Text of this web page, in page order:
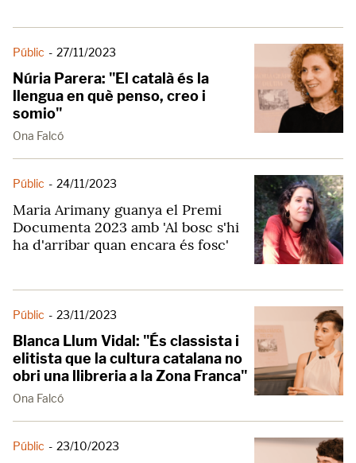
Públic - 27/11/2023
Núria Parera: "El català és la
llengua en què penso, creo i
somio"
Ona Falcó
Públic - 24/11/2023
Maria Arimany guanya el Premi
Documenta 2023 amb 'Al bosc s'hi
ha d'arribar quan encara és fosc'
Públic - 23/11/2023
Blanca Llum Vidal: "És classista i
elitista que la cultura catalana no
obri una llibreria a la Zona Franca"
Ona Falcó
Públic - 23/10/2023